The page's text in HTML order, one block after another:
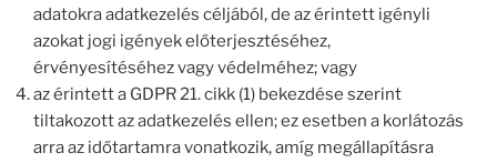
adatokra adatkezelés céljából, de az érintett igényli
azokat jogi igények előterjesztéséhez,
érvényesítéséhez vagy védelméhez; vagy
az érintett a GDPR 21. cikk (1) bekezdése szerint
tiltakozott az adatkezelés ellen; ez esetben a korlátozás
arra az időtartamra vonatkozik, amíg megállapításra